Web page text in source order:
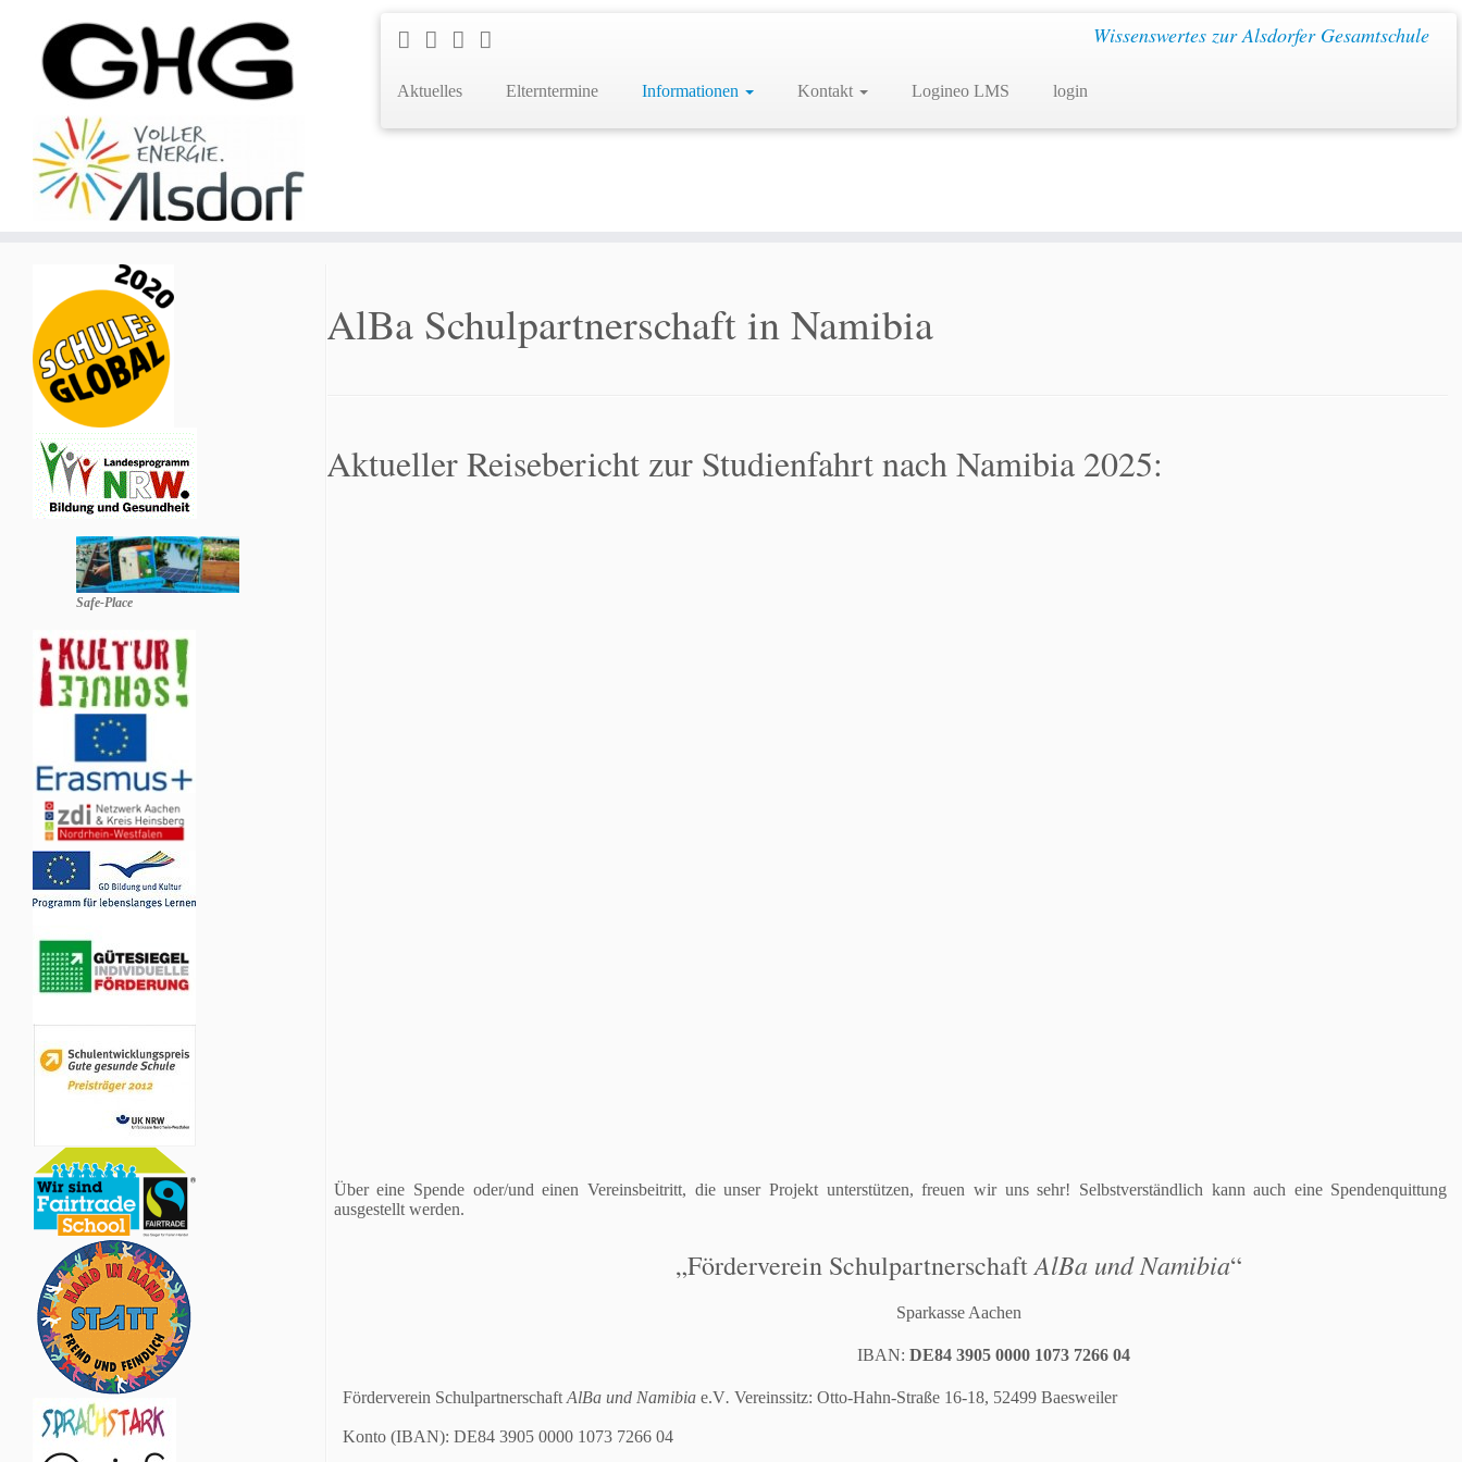
Wissenswertes zur Alsdorfer Gesamtschule
Aktuelles Elterntermine Informationen Kontakt Logineo LMS login
Safe-Place
AlBa Schulpartnerschaft in Namibia
Aktueller Reisebericht zur Studienfahrt nach Namibia 2025:
Über eine Spende oder/und einen Vereinsbeitritt, die unser Projekt unterstützen, freuen wir uns sehr! Selbstverständlich kann auch eine Spendenquittung
ausgestellt werden.
„Förderverein SchulpartnerschaftAlBa und Namibia“
Sparkasse Aachen
IBAN:DE84 3905 0000 1073 7266 04
Förderverein Schulpartnerschaft AlBa und Namibia e.V. Vereinssitz: Otto-Hahn-Straße 16-18, 52499 Baesweiler
Konto (IBAN): DE84 3905 0000 1073 7266 04